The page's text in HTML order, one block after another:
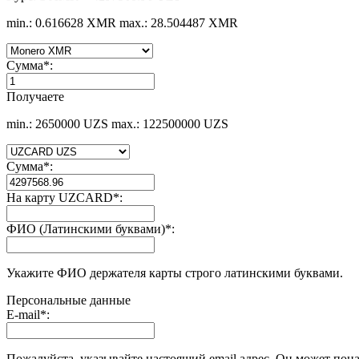
min.: 0.616628 XMR max.: 28.504487 XMR
Сумма*:
Получаете
min.: 2650000 UZS max.: 122500000 UZS
Сумма*:
На карту UZCARD*:
ФИО (Латинскими буквами)*:
Укажите ФИО держателя карты строго латинскими буквами.
Персональные данные
E-mail*: